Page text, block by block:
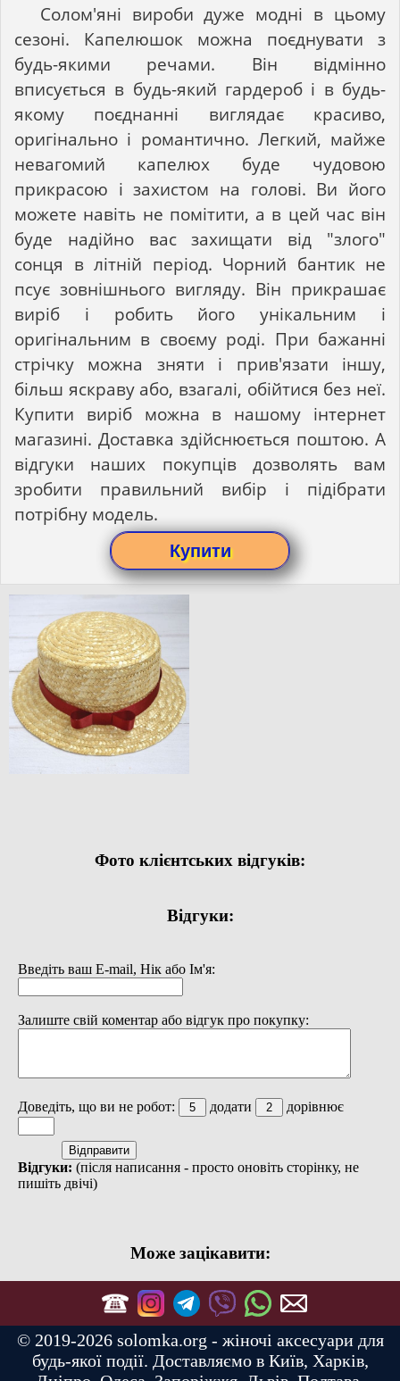
Солом'яні вироби дуже модні в цьому
сезоні. Капелюшок можна поєднувати з
будь-якими речами. Він відмінно
вписується в будь-який гардероб і в будь-
якому поєднанні виглядає красиво,
оригінально і романтично. Легкий, майже
невагомий капелюх буде чудовою
прикрасою і захистом на голові. Ви його
можете навіть не помітити, а в цей час він
буде надійно вас захищати від "злого"
сонця в літній період. Чорний бантик не
псує зовнішнього вигляду. Він прикрашає
виріб і робить його унікальним і
оригінальним в своєму роді. При бажанні
стрічку можна зняти і прив'язати іншу,
більш яскраву або, взагалі, обійтися без неї.
Купити виріб можна в нашому інтернет
магазині. Доставка здійснюється поштою. А
відгуки наших покупців дозволять вам
зробити правильний вибір і підібрати
потрібну модель.
Фото клієнтських відгуків:
Відгуки:
Введіть ваш E-mail, Нік або Ім'я:
Залиште свій коментар або відгук про покупку:
Доведіть, що ви не робот: додати дорівнює
Відгуки: (після написання - просто оновіть сторінку, не
пишіть двічі)
Може зацікавити:
© 2019-2026 solomka.org - жіночі аксесуари для
будь-якої події. Доставляємо в Київ, Харків,